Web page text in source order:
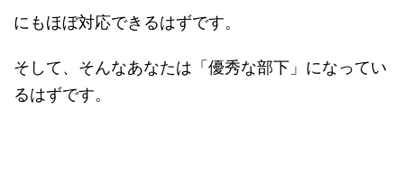
にもほぼ対応できるはずです。
そして、そんなあなたは「優秀な部下」になってい
るはずです。